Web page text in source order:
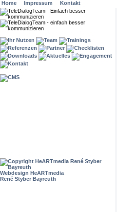
Home Impressum Kontakt
Webdesign HeARTmedia
René Styber Bayreuth